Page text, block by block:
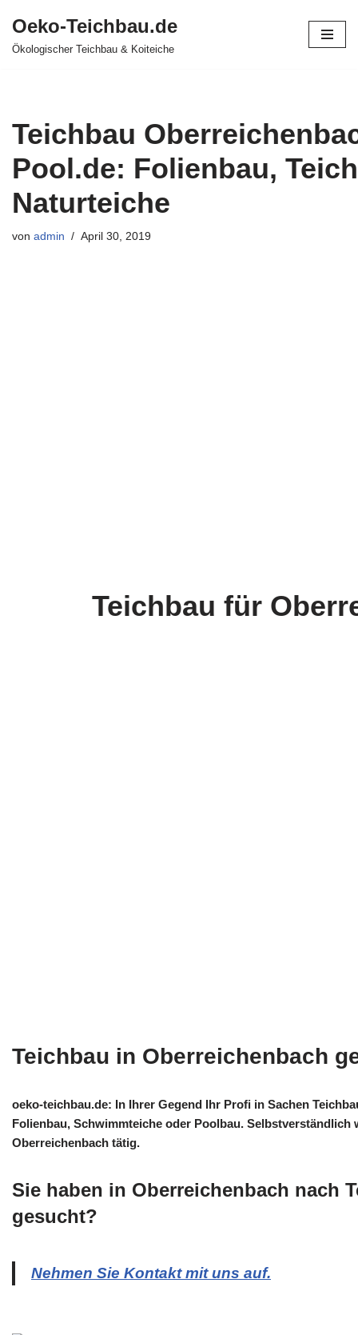
Zum
Oeko-Teichbau.de
Ökologischer Teichbau & Koiteiche
Teichbau
Pool.de: Folienbau,
Naturteiche
von admin April 30, 2019
Teichbau für
Teichbau in Oberreichenbach
oeko-teichbau.de: In Ihrer Gegend Ihr Profi in Sachen
Folienbau, Schwimmteiche oder Poolbau. Selbstverständlich
Oberreichenbach tätig.
Sie haben in Oberreichenbach nach
gesucht?
Nehmen Sie Kontakt mit uns auf.